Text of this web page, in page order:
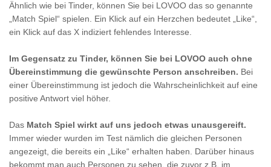
Ähnlich wie bei Tinder, können Sie bei LOVOO das so genannte
„Match Spiel“ spielen. Ein Klick auf ein Herzchen bedeutet „Like“,
ein Klick auf das X indiziert fehlendes Interesse.
Im Gegensatz zu Tinder, können Sie bei LOVOO auch ohne
Übereinstimmung die gewünschte Person anschreiben. Bei
einer Übereinstimmung ist jedoch die Wahrscheinlichkeit auf eine
positive Antwort viel höher.
Das Match Spiel wirkt auf uns jedoch etwas unausgereift.
Immer wieder wurden im Test nämlich die gleichen Personen
angezeigt, die bereits ein „Like“ erhalten haben. Darüber hinaus
bekommt man auch Personen zu sehen, die zuvor z.B. im